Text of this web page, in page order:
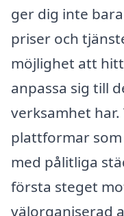
ger dig inte
priser och
möjlighet att
anpassa sig till
verksamhet
plattformar
med pålitliga
första steget
välorganiserad